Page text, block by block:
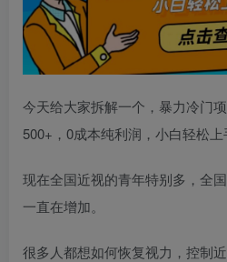
今天给大家拆解一个，暴力冷门
500+，0成本纯利润，小白轻松上
现在全国近视的青年特别多，全
一直在增加。
很多人都想如何恢复视力，控制近